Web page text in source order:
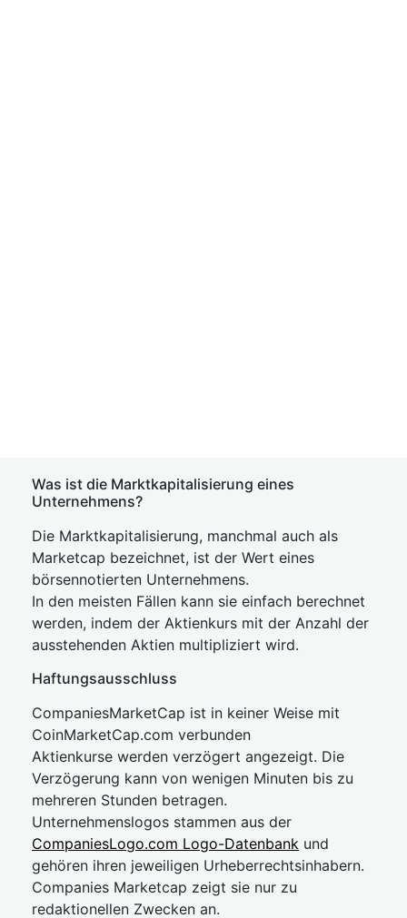
Was ist die Marktkapitalisierung eines
Unternehmens?
Die Marktkapitalisierung, manchmal auch als
Marketcap bezeichnet, ist der Wert eines
börsennotierten Unternehmens.
In den meisten Fällen kann sie einfach berechnet
werden, indem der Aktienkurs mit der Anzahl der
ausstehenden Aktien multipliziert wird.
Haftungsausschluss
CompaniesMarketCap ist in keiner Weise mit
CoinMarketCap.com verbunden
Aktienkurse werden verzögert angezeigt. Die
Verzögerung kann von wenigen Minuten bis zu
mehreren Stunden betragen.
Unternehmenslogos stammen aus der
CompaniesLogo.com Logo-Datenbank und
gehören ihren jeweiligen Urheberrechtsinhabern.
Companies Marketcap zeigt sie nur zu
redaktionellen Zwecken an.